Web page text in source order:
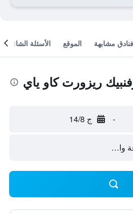
فنادق مشابهة الموقع الأسئلة الشائعة
ريزورت كاو ياي
- ج 14/8